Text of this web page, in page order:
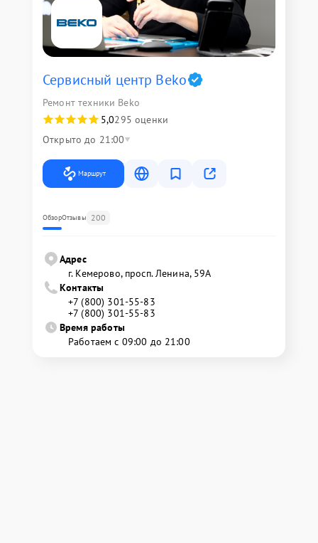
Сервисный центр Beko
Ремонт техники Beko
5,0295 оценки
Открыто до 21:00
Маршрут
ОбзорОтзывы 200
Адрес
г. Кемерово, просп. Ленина, 59А
Контакты
+7 (800) 301-55-83
+7 (800) 301-55-83
Время работы
Работаем с 09:00 до 21:00